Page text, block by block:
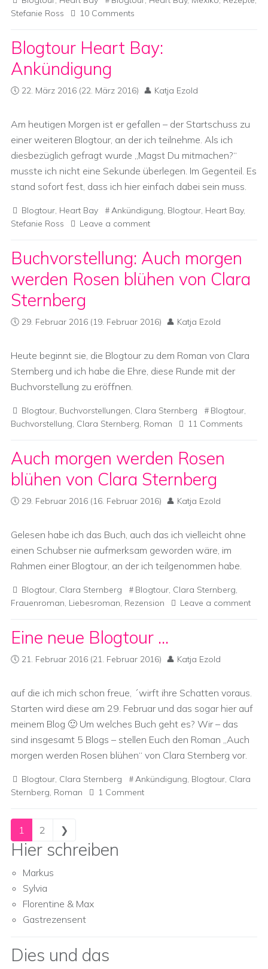
Stefanie Ross
10 Comments
Blogtour Heart Bay:
Ankündigung
22. März 2016 (22. März 2016) Katja Ezold
Am heutigen Morgen ist er gefallen – der Startschuss zu
einer weiteren Blogtour, an der ich teilnehme. Als ich
diesbezüglich gefragt wurde „Magst Du mitmachen?“
musste ich nicht eine Sekunde überlegen. Im Gegenteil. Es
stand sofort fest, dass ich hier einfach dabei sein muss.
Blogtour, Heart Bay Ankündigung, Blogtour, Heart Bay,
Stefanie Ross
Leave a comment
Buchvorstellung: Auch morgen
werden Rosen blühen von Clara
Sternberg
29. Februar 2016 (19. Februar 2016) Katja Ezold
Heute beginnt sie, die Blogtour zu dem Roman von Clara
Sternberg und ich habe die Ehre, diese Runde mit der
Buchvorstellung zu eröffnen.
Blogtour, Buchvorstellungen, Clara Sternberg Blogtour,
Buchvorstellung, Clara Sternberg, Roman 11 Comments
Auch morgen werden Rosen
blühen von Clara Sternberg
29. Februar 2016 (16. Februar 2016) Katja Ezold
Gelesen habe ich das Buch, auch das ich vielleicht ohne
einen Schubser nie aufmerksam geworden wäre, im
Rahmen einer Blogtour, an der ich teilgenommen habe.
Blogtour, Clara Sternberg Blogtour, Clara Sternberg,
Frauenroman, Liebesroman, Rezension Leave a comment
Eine neue Blogtour …
21. Februar 2016 (21. Februar 2016) Katja Ezold
auf die ich mich schon freue, ´wirft ihre Schatten voraus.
Starten wird diese am 29. Februar und das sogar hier auf
meinem Blog 🙂 Um welches Buch geht es? Wir – das
sind insgesamt 5 Blogs – stellen Euch den Roman „Auch
morgen werden Rosen blühen“ von Clara Sternberg vor.
Blogtour, Clara Sternberg Ankündigung, Blogtour, Clara
Sternberg, Roman 1 Comment
Posts navigation
1 2 ❯
Hier schreiben
Markus
Sylvia
Florentine & Max
Gastrezensent
Dies und das